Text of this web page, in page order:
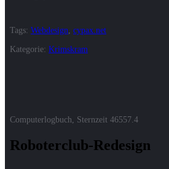
Tags: Webdesign cypax.net
Kategorie: Krimskram
Computerlogbuch, Sternzeit 46557.4
Roboterclub-Redesign